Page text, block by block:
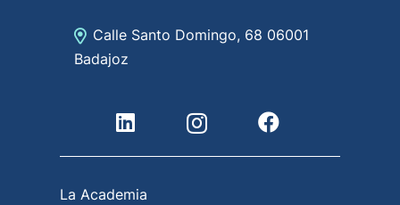
Calle Santo Domingo, 68 06001
Badajoz
La Academia